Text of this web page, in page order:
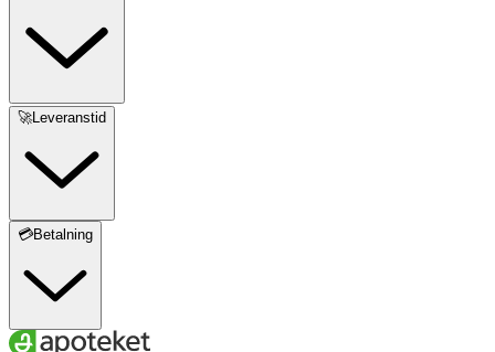
🚀Leveranstid
💳Betalning